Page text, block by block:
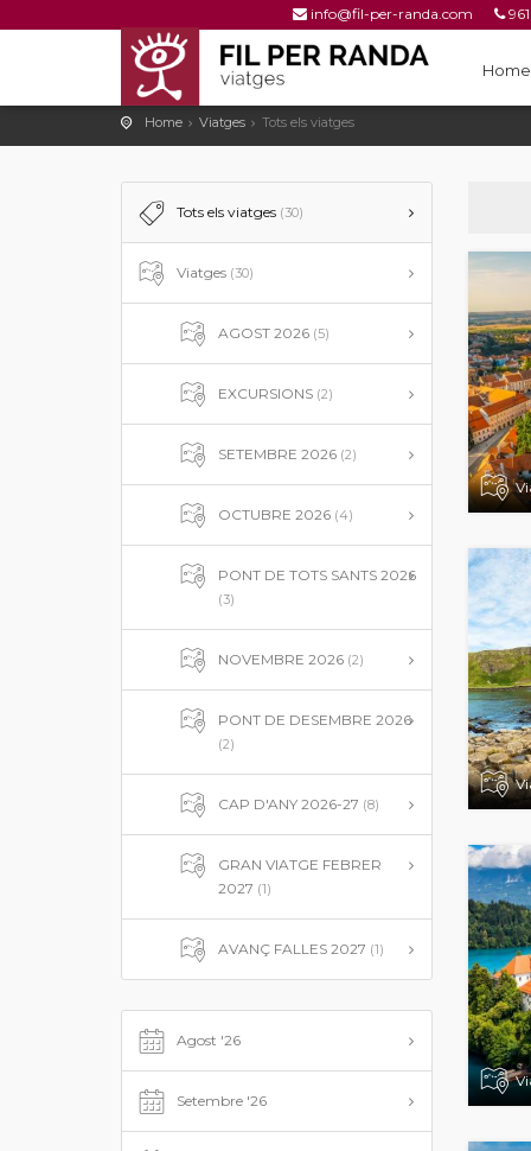
info@fil-per-randa.com
961 25 53 78
Home
Home Viatges Tots els viatges
Tots els viatges (30)
Viatges (30)
AGOST 2026 (5)
EXCURSIONS (2)
SETEMBRE 2026 (2)
OCTUBRE 2026 (4)
PONT DE TOTS SANTS 2026
(3)
NOVEMBRE 2026 (2)
PONT DE DESEMBRE 2026
(2)
CAP D'ANY 2026-27 (8)
GRAN VIATGE FEBRER
2027 (1)
AVANÇ FALLES 2027 (1)
Agost '26
Setembre '26